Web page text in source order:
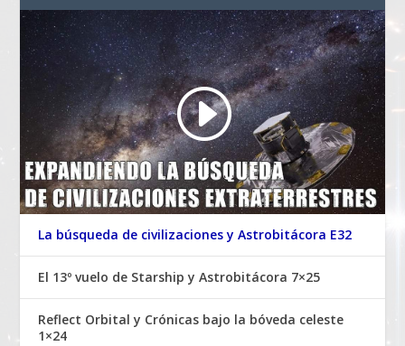
La búsqueda de civilizaciones y Astrobitácora E32
El 13º vuelo de Starship y Astrobitácora 7×25
Reflect Orbital y Crónicas bajo la bóveda celeste
1×24